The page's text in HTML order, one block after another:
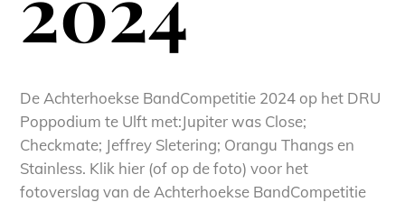
De Achterhoekse BandCompetitie 2024 op het DRU
Poppodium te Ulft met:Jupiter was Close;
Checkmate; Jeffrey Sletering; Orangu Thangs en
Stainless. Klik hier (of op de foto) voor het
fotoverslag van de Achterhoekse BandCompetitie